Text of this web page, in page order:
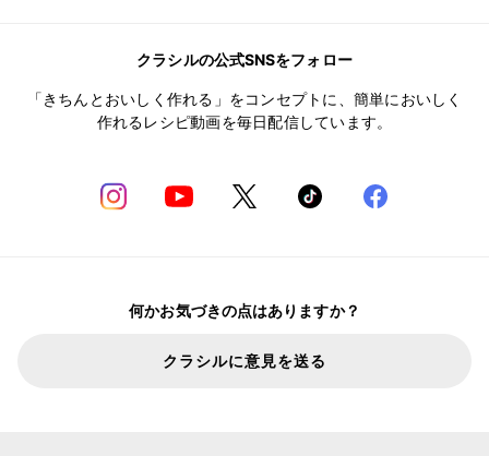
クラシルの公式SNSをフォロー
「きちんとおいしく作れる」をコンセプトに、簡単においしく
作れるレシピ動画を毎日配信しています。
何かお気づきの点はありますか？
クラシルに意見を送る